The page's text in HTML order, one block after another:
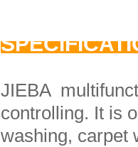
JIEBA
controlling. It is
washing, carpet